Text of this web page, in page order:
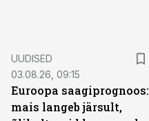
UUDISED
03.08.26, 09:15
Euroopa saagiprognoos:
mais langeb järsult,